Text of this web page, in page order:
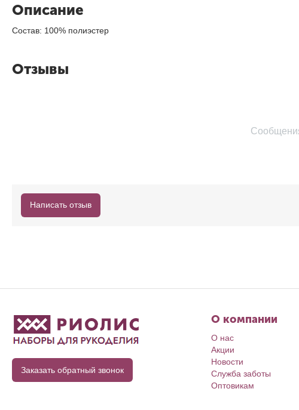
Описание
Состав: 100% полиэстер
Отзывы
Написать отзыв
Заказать обратный звонок
О компании
О нас
Акции
Новости
Служба заботы
Оптовикам